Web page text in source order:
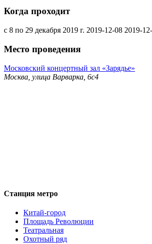
Когда проходит
с 8 по 29 декабря 2019 г. 2019-12-08 2019-
Место проведения
Московский концертный зал «Зарядье»
Москва, улица Варварка, 6с4
Станция метро
Китай-город
Площадь Революции
Театральная
Охотный ряд